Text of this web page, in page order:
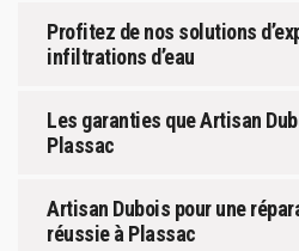
Profitez de nos solutions
infiltrations d’eau
Les garanties que Artisan
Plassac
Artisan Dubois pour une
réussie à Plassac